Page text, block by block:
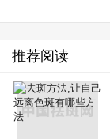
推荐阅读